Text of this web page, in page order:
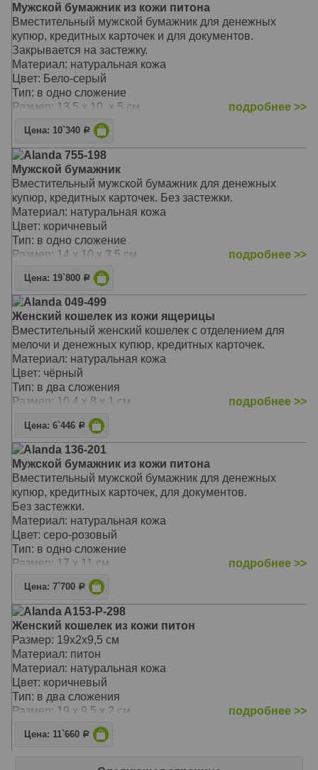
Мужской бумажник из кожи питона
Вместительный мужской бумажник для денежных
купюр, кредитных карточек и для документов.
Закрывается на застежку.
Материал: натуральная кожа
Цвет: Бело-серый
Тип: в одно сложение
Размер: 13.5 x 10. x 5 см
подробнее >>
Цена: 10`340 Р
Alanda 755-198
Мужской бумажник
Вместительный мужской бумажник для денежных
купюр, кредитных карточек. Без застежки.
Материал: натуральная кожа
Цвет: коричневый
Тип: в одно сложение
Размер: 14 x 10 x 3.5 см
подробнее >>
Цена: 19`800 Р
Alanda 049-499
Женский кошелек из кожи ящерицы
Вместительный женский кошелек с отделением для
мелочи и денежных купюр, кредитных карточек.
Материал: натуральная кожа
Цвет: чёрный
Тип: в два сложения
Размер: 10.4 x 8 x 1 см
подробнее >>
Цена: 6`446 Р
Alanda 136-201
Мужской бумажник из кожи питона
Вместительный мужской бумажник для денежных
купюр, кредитных карточек, для документов.
Без застежки.
Материал: натуральная кожа
Цвет: серо-розовый
Тип: в одно сложение
Размер: 17 x 11 см
подробнее >>
Цена: 7`700 Р
Alanda A153-P-298
Женский кошелек из кожи питон
Размер: 19х2х9,5 см
Материал: питон
Материал: натуральная кожа
Цвет: коричневый
Тип: в два сложения
Размер: 19 x 9.5 x 2 см
подробнее >>
Цена: 11`660 Р